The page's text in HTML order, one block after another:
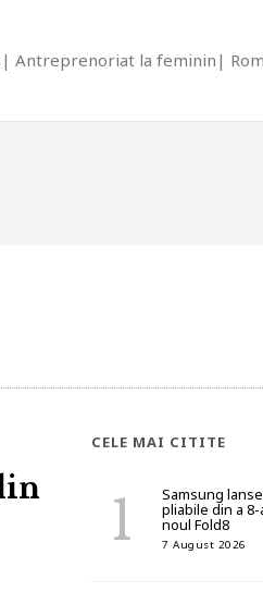
Antreprenoriat la feminin
CELE MAI CITITE
Samsung
pliabile din a
noul Fold8
7 August 2026